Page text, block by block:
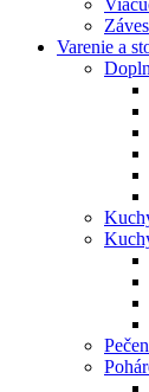
Varenie a